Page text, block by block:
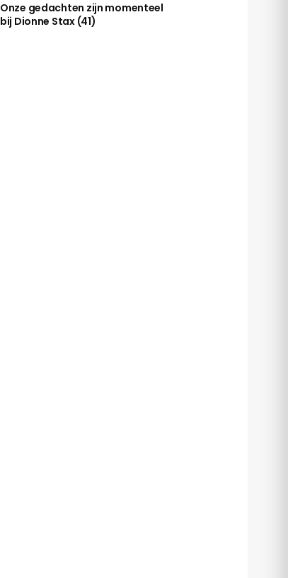
Onze gedachten zijn momenteel
bij Dionne Stax (41)